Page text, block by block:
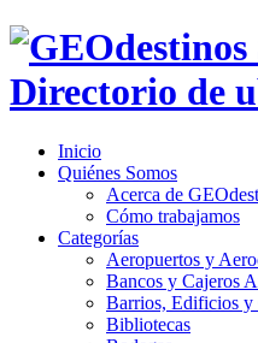
Inicio
Quiénes Somos
Acerca de
Cómo trabajamos
Categorías
Aeropuertos y
Bancos y Cajeros
Barrios, Edificios y
Bibliotecas